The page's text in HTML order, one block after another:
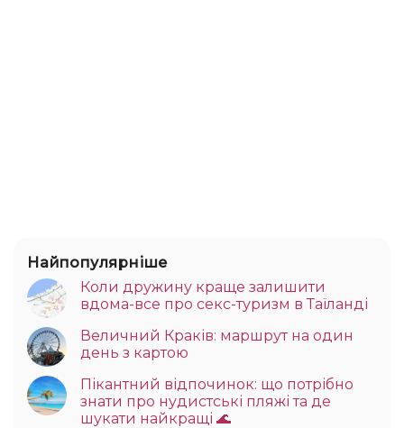
Найпопулярніше
Коли дружину краще залишити
вдома-все про секс-туризм в Таїланді
Величний Краків: маршрут на один
день з картою
Пікантний відпочинок: що потрібно
знати про нудистські пляжі та де
шукати найкращі 🌊